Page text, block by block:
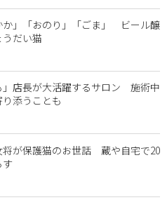
か」「おのり」「ごま」 ビール醸
だい猫
」店長が大活躍するサロン 施術中
添うことも
将が保護猫のお世話 蔵や自宅で20
す